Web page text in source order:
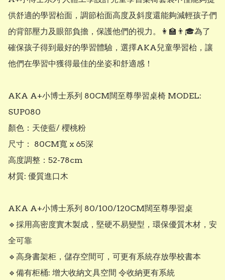
供舒適的學習枱面，調節枱面高度及斜度還能夠減輕孩子們
的背部壓力及眼部負擔，保護他們的視力。👩🏫👨🎓為了
確保孩子得到最好的學習體驗，選擇AKA兒童學習枱，讓
他們在學習中獲得最佳的坐姿和舒適感！
AKA A+小博士系列 80CM闊至尊學習桌椅 MODEL:
SUP080
顏色：天使藍/ 櫻桃粉
尺寸： 80CM寬 x 65深
高度調整：52-78cm
材質: 優質進口木
AKA A+小博士系列 80/100/120CM闊至尊學習桌
🔹採用高密度實木製成，堅硬不易變型，環保優質木材，安
全可靠
🔹高身書架柜，儲存空間可，可更有系統存放學校書本
🔹備有柜桶: 增大收納文具空間 令收納更有系統